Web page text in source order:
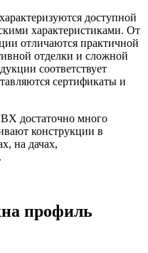
доступной
характеристиками. От
отличаются практичной
отделки и сложной
соответствует
сертификаты и
достаточно много
конструкции в
на дачах,
профиль